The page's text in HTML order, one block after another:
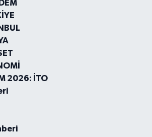
2026: İTO